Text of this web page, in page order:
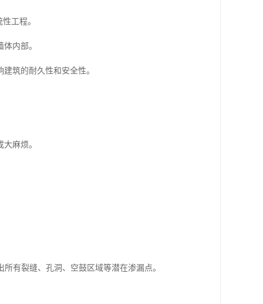
工程。
内部。
筑的耐久性和安全性。
麻烦。
有裂缝、孔洞、空鼓区域等潜在渗漏点。